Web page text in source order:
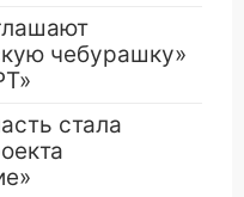
чебурашку»
стала